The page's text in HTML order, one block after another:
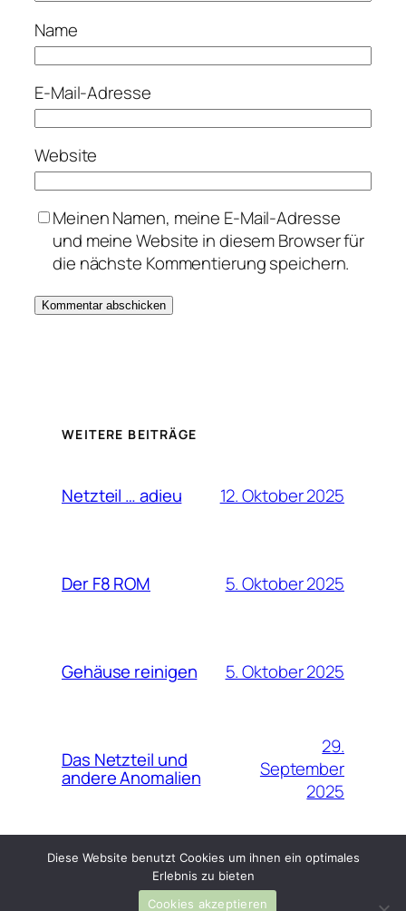
Name
E-Mail-Adresse
Website
Meinen Namen, meine E-Mail-Adresse
und meine Website in diesem Browser für
die nächste Kommentierung speichern.
WEITERE BEITRÄGE
Netzteil … adieu 12. Oktober 2025
Der F8 ROM 5. Oktober 2025
Gehäuse reinigen 5. Oktober 2025
Das Netzteil und
andere Anomalien
29.
September
2025
Diese Website benutzt Cookies um ihnen ein optimales
Erlebnis zu bieten
Cookies akzeptieren